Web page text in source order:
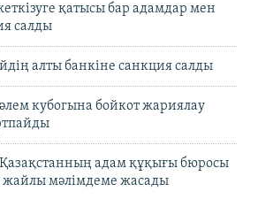
қатысы бар адамдар мен
салды
алты банкіне санкция салды
кубогына бойкот жариялау
адам құқығы бюросы
мәлімдеме жасады